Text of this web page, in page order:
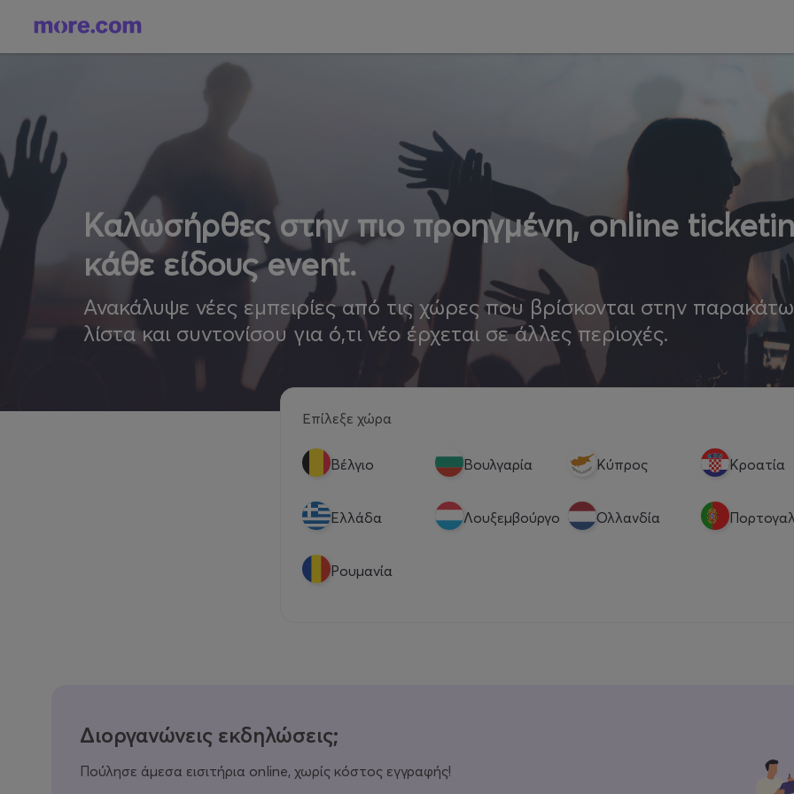
Καλωσήρθες στην πιο προηγμένη, online
κάθε είδους event.
Ανακάλυψε νέες εμπειρίες από τις χώρες που βρίσκονται στην παρακάτω
λίστα και συντονίσου για ό,τι νέο έρχεται σε άλλες περιοχές.
Επίλεξε χώρα
Βέλγιο Βουλγαρία Κύπρος Κροατία
Eλλάδα Λουξεμβούργο Ολλανδία
Ρουμανία
Διοργανώνεις εκδηλώσεις;
Πούλησε άμεσα εισιτήρια online, χωρίς κόστος εγγραφής!